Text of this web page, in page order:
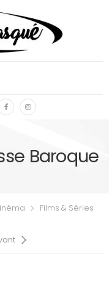
Baroque
Films & Séries